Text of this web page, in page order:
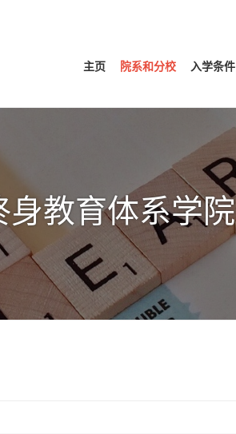
主页 院系和分校 入学条件
身教育体系学院